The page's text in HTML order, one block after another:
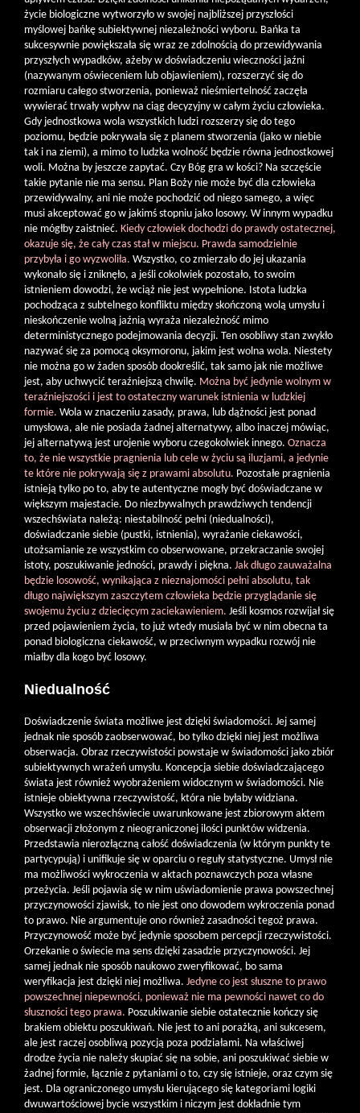
życie biologiczne wytworzyło w swojej najbliższej przyszłości
myślowej bańkę subiektywnej niezależności wyboru. Bańka ta
sukcesywnie powiększała się wraz ze zdolnością do przewidywania
przyszłych wypadków, ażeby w doświadczeniu wieczności jaźni
(nazywanym oświeceniem lub objawieniem), rozszerzyć się do
rozmiaru całego stworzenia, ponieważ nieśmiertelność zaczęła
wywierać trwały wpływ na ciąg decyzyjny w całym życiu człowieka.
Gdy jednostkowa wola wszystkich ludzi rozszerzy się do tego
poziomu, będzie pokrywała się z planem stworzenia (jako w niebie
tak i na ziemi), a mimo to ludzka wolność będzie równa jednostkowej
woli. Można by jeszcze zapytać. Czy Bóg gra w kości? Na szczęście
takie pytanie nie ma sensu. Plan Boży nie może być dla człowieka
przewidywalny, ani nie może pochodzić od niego samego, a więc
musi akceptować go w jakimś stopniu jako losowy. W innym wypadku
nie mógłby zaistnieć. Kiedy człowiek dochodzi do prawdy ostatecznej,
okazuje się, że cały czas stał w miejscu. Prawda samodzielnie
przybyła i go wyzwoliła. Wszystko, co zmierzało do jej ukazania
wykonało się i zniknęło, a jeśli cokolwiek pozostało, to swoim
istnieniem dowodzi, że wciąż nie jest wypełnione. Istota ludzka
pochodząca z subtelnego konfliktu między skończoną wolą umysłu i
nieskończenie wolną jaźnią wyraża niezależność mimo
deterministycznego podejmowania decyzji. Ten osobliwy stan zwykło
nazywać się za pomocą oksymoronu, jakim jest wolna wola. Niestety
nie można go w żaden sposób dookreślić, tak samo jak nie możliwe
jest, aby uchwycić teraźniejszą chwilę. Można być jedynie wolnym w
teraźniejszości i jest to ostateczny warunek istnienia w ludzkiej
formie. Wola w znaczeniu zasady, prawa, lub dążności jest ponad
umysłowa, ale nie posiada żadnej alternatywy, albo inaczej mówiąc,
jej alternatywą jest urojenie wyboru czegokolwiek innego. Oznacza
to, że nie wszystkie pragnienia lub cele w życiu są iluzjami, a jedynie
te które nie pokrywają się z prawami absolutu. Pozostałe pragnienia
istnieją tylko po to, aby te autentyczne mogły być doświadczane w
większym majestacie. Do niezbywalnych prawdziwych tendencji
wszechświata należą: niestabilność pełni (niedualności),
doświadczanie siebie (pustki, istnienia), wyrażanie ciekawości,
utożsamianie ze wszystkim co obserwowane, przekraczanie swojej
istoty, poszukiwanie jedności, prawdy i piękna. Jak długo zauważalna
będzie losowość, wynikająca z nieznajomości pełni absolutu, tak
długo największym zaszczytem człowieka będzie przyglądanie się
swojemu życiu z dziecięcym zaciekawieniem. Jeśli kosmos rozwijał się
przed pojawieniem życia, to już wtedy musiała być w nim obecna ta
ponad biologiczna ciekawość, w przeciwnym wypadku rozwój nie
miałby dla kogo być losowy.
Niedualność
Doświadczenie świata możliwe jest dzięki świadomości. Jej samej
jednak nie sposób zaobserwować, bo tylko dzięki niej jest możliwa
obserwacja. Obraz rzeczywistości powstaje w świadomości jako zbiór
subiektywnych wrażeń umysłu. Koncepcja siebie doświadczającego
świata jest również wyobrażeniem widocznym w świadomości. Nie
istnieje obiektywna rzeczywistość, która nie byłaby widziana.
Wszystko we wszechświecie uwarunkowane jest zbiorowym aktem
obserwacji złożonym z nieograniczonej ilości punktów widzenia.
Przedstawia nierozłączną całość doświadczenia (w którym punkty te
partycypują) i unifikuje się w oparciu o reguły statystyczne. Umysł nie
ma możliwości wykroczenia w aktach poznawczych poza własne
przeżycia. Jeśli pojawia się w nim uświadomienie prawa powszechnej
przyczynowości zjawisk, to nie jest ono dowodem wykroczenia ponad
to prawo. Nie argumentuje ono również zasadności tegoż prawa.
Przyczynowość może być jedynie sposobem percepcji rzeczywistości.
Orzekanie o świecie ma sens dzięki zasadzie przyczynowości. Jej
samej jednak nie sposób naukowo zweryfikować, bo sama
weryfikacja jest dzięki niej możliwa. Jedyne co jest słuszne to prawo
powszechnej niepewności, ponieważ nie ma pewności nawet co do
słuszności tego prawa. Poszukiwanie siebie ostatecznie kończy się
brakiem obiektu poszukiwań. Nie jest to ani porażką, ani sukcesem,
ale jest raczej osobliwą pozycją poza podziałami. Na właściwej
drodze życia nie należy skupiać się na sobie, ani poszukiwać siebie w
żadnej formie, łącznie z pytaniami o to, czy się istnieje, oraz czym się
jest. Dla ograniczonego umysłu kierującego się kategoriami logiki
dwuwartościowej bycie wszystkim i niczym jest dokładnie tym